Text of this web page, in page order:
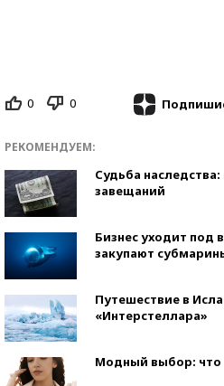
0 0
РЕКОМЕНДУЕМ:
Судьба
завещаний
Бизнес уходит под
закупают
Путешествие в
«Интерстеллара»
Модный выбор: что